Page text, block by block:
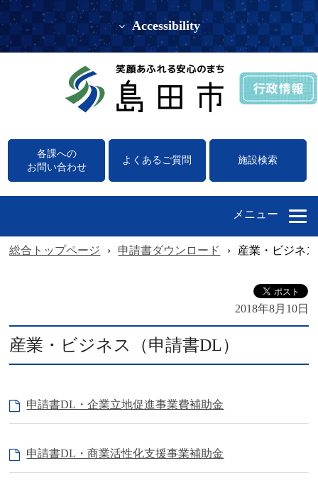
Accessibility
各課への
お問い合わせ
よくあるご質問 施設検索
メニュー
総合トップページ › 申請書ダウンロード › 産業・ビジネ
2018年8月10日
産業・ビジネス（申請書DL）
申請書DL・企業立地促進事業費補助金
申請書DL・商業活性化支援事業補助金